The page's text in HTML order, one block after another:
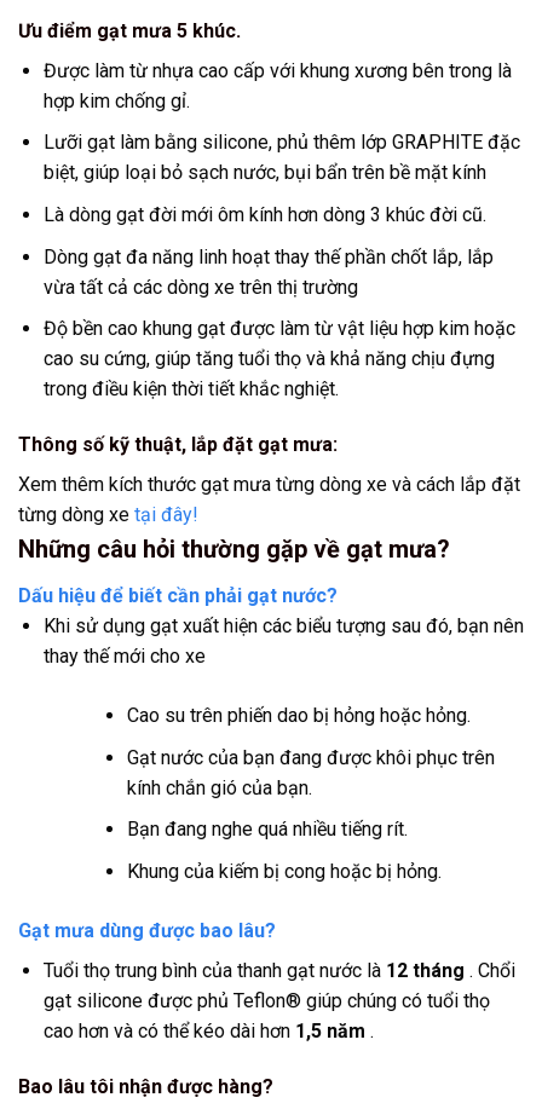
Ưu điểm gạt mưa 5 khúc.
Được làm từ nhựa cao cấp với khung xương bên trong là
hợp kim chống gỉ.
Lưỡi gạt làm bằng silicone, phủ thêm lớp GRAPHITE đặc
biệt, giúp loại bỏ sạch nước, bụi bẩn trên bề mặt kính
Là dòng gạt đời mới ôm kính hơn dòng 3 khúc đời cũ.
Dòng gạt đa năng linh hoạt thay thế phần chốt lắp, lắp
vừa tất cả các dòng xe trên thị trường
Độ bền cao khung gạt được làm từ vật liệu hợp kim hoặc
cao su cứng, giúp tăng tuổi thọ và khả năng chịu đựng
trong điều kiện thời tiết khắc nghiệt.
Thông số kỹ thuật, lắp đặt gạt mưa:
Xem thêm kích thước gạt mưa từng dòng xe và cách lắp đặt
từng dòng xe tại đây!
Những câu hỏi thường gặp về gạt mưa?
Dấu hiệu để biết cần phải gạt nước?
Khi sử dụng gạt xuất hiện các biểu tượng sau đó, bạn nên
thay thế mới cho xe
Cao su trên phiến dao bị hỏng hoặc hỏng.
Gạt nước của bạn đang được khôi phục trên
kính chắn gió của bạn.
Bạn đang nghe quá nhiều tiếng rít.
Khung của kiếm bị cong hoặc bị hỏng.
Gạt mưa dùng được bao lâu?
Tuổi thọ trung bình của thanh gạt nước là 12 tháng . Chổi
gạt silicone được phủ Teflon® giúp chúng có tuổi thọ
cao hơn và có thể kéo dài hơn 1,5 năm .
Bao lâu tôi nhận được hàng?